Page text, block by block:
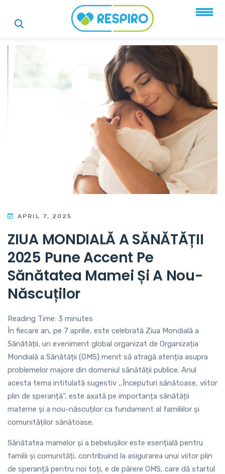
APRIL 7, 2025
ZIUA MONDIALĂ A SĂNĂTĂȚII
2025 Pune Accent Pe
Sănătatea Mamei Și A Nou-
Născuților
Reading Time: 3 minutes
În fiecare an, pe 7 aprilie, este celebrată Ziua Mondială a
Sănătății, un eveniment global organizat de Organizația
Mondială a Sănătății (OMS) menit să atragă atenția asupra
problemelor majore din domeniul sănătății publice. Anul
acesta tema intitulată sugestiv ,,Începuturi sănătoase, viitor
plin de speranță”, este axată pe importanța sănătății
materne și a nou-născuților ca fundament al familiilor și
comunităților sănătoase.
Sănătatea mamelor și a bebelușilor este esențială pentru
familii și comunități, contribuind la asigurarea unui viitor plin
de speranță pentru noi toți, e de părere OMS, care dă startul